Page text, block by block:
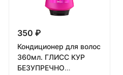
350 ₽
Кондиционер для волос
360мл. ГЛИСС КУР
БЕЗУПРЕЧНО